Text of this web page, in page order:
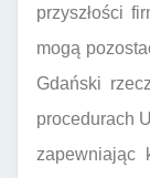
przyszłości
mogą
Gdański
procedurach
zapewniając